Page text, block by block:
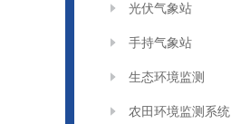
光伏气象站
手持气象站
生态环境监测
农田环境监测系统